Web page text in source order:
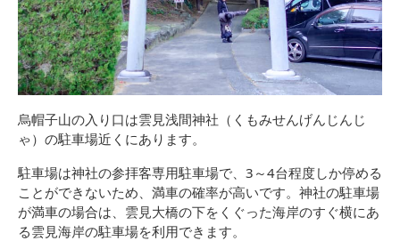
烏帽子山の入り口は雲見浅間神社（くもみせんげんじんじ
ゃ）の駐車場近くにあります。
駐車場は神社の参拝客専用駐車場で、3～4台程度しか停める
ことができないため、満車の確率が高いです。神社の駐車場
が満車の場合は、雲見大橋の下をくぐった海岸のすぐ横にあ
る雲見海岸の駐車場を利用できます。